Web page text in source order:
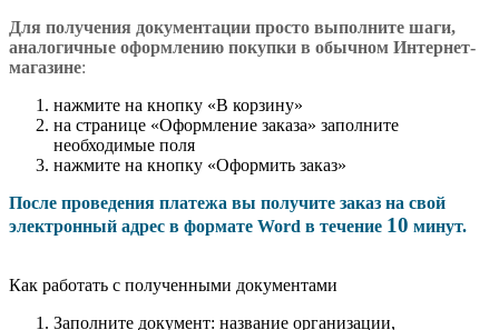
Для получения документации просто выполните шаги,
аналогичные оформлению покупки в обычном Интернет-
магазине:
нажмите на кнопку «В корзину»
на странице «Оформление заказа» заполните
необходимые поля
нажмите на кнопку «Оформить заказ»
После проведения платежа вы получите заказ на свой
электронный адрес в формате Word в течение 10 минут.
Как работать с полученными документами
Заполните документ: название организации,